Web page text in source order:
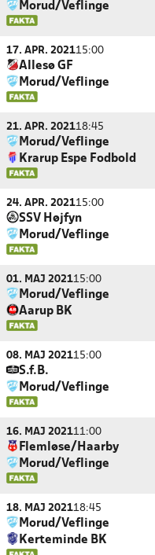
Morud/Veflinge
17. APR. 202115:00
Allesø GF
Morud/Veflinge
21. APR. 202118:45
Morud/Veflinge
Krarup Espe Fodbold
24. APR. 202115:00
SSV Højfyn
Morud/Veflinge
01. MAJ 202115:00
Morud/Veflinge
Aarup BK
08. MAJ 202115:00
S.f.B.
Morud/Veflinge
16. MAJ 202111:00
Flemløse/Haarby
Morud/Veflinge
18. MAJ 202118:45
Morud/Veflinge
Kerteminde BK